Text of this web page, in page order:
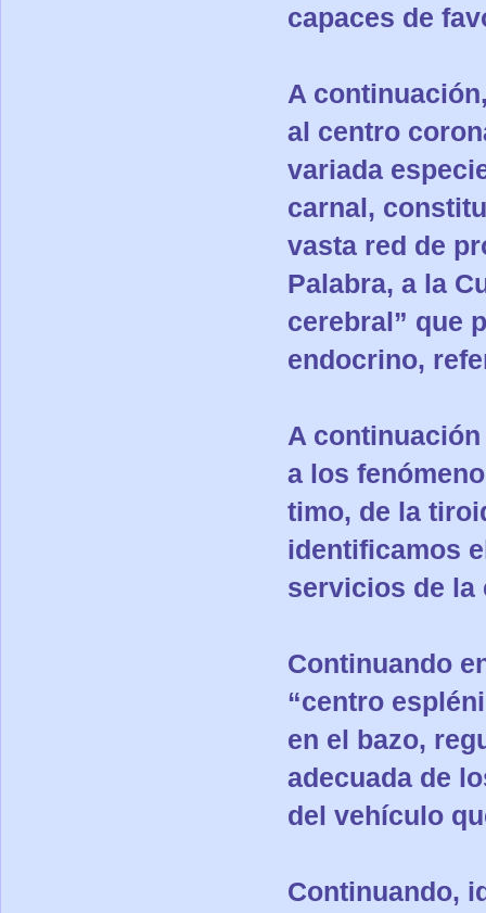
capaces de
A
al centro
variada
carnal,
vasta red de
Palabra, a la
cerebral” que
endocrino,
A
a los
timo, de la
identificamos
servicios de la
Continuando
“centro
en el bazo,
adecuada de
del vehículo
Continuando,